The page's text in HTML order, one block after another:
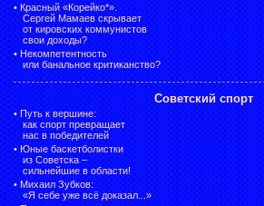
• Красный «Корейко*».
Сергей Мамаев скрывает
от кировских коммунистов
свои доходы?
• Некомпетентность
или банальное критиканство?
Советский спорт
• Путь к вершине:
как спорт превращает
нас в победителей
• Юные баскетболистки
из Советска –
сильнейшие в области!
• Михаил Зубков:
«Я себе уже всё доказал...»